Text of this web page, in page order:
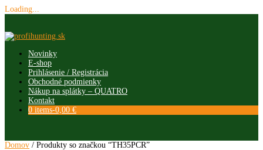
Loading...
content
Novinky
E-shop
Prihlásenie / Registrácia
Obchodné podmienky
Nákup na splátky – QUATRO
Kontakt
0 items-0,00 €
Domov / Produkty so značkou “TH35PCR”